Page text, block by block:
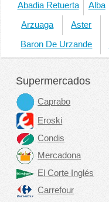
Abadia Retuerta Alba
Arzuaga Aster
Baron De Urzande
Supermercados
Caprabo
Eroski
Condis
Mercadona
El Corte Inglés
Carrefour